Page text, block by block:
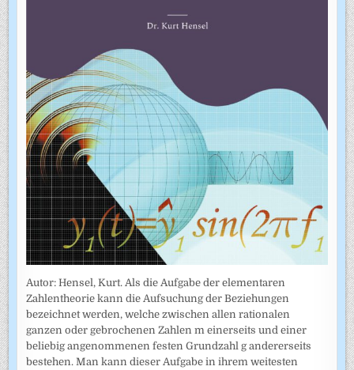
Autor: Hensel, Kurt. Als die Aufgabe der elementaren
Zahlentheorie kann die Aufsuchung der Beziehungen
bezeichnet werden, welche zwischen allen rationalen
ganzen oder gebrochenen Zahlen m einerseits und einer
beliebig angenommenen festen Grundzahl g andererseits
bestehen. Man kann dieser Aufgabe in ihrem weitesten